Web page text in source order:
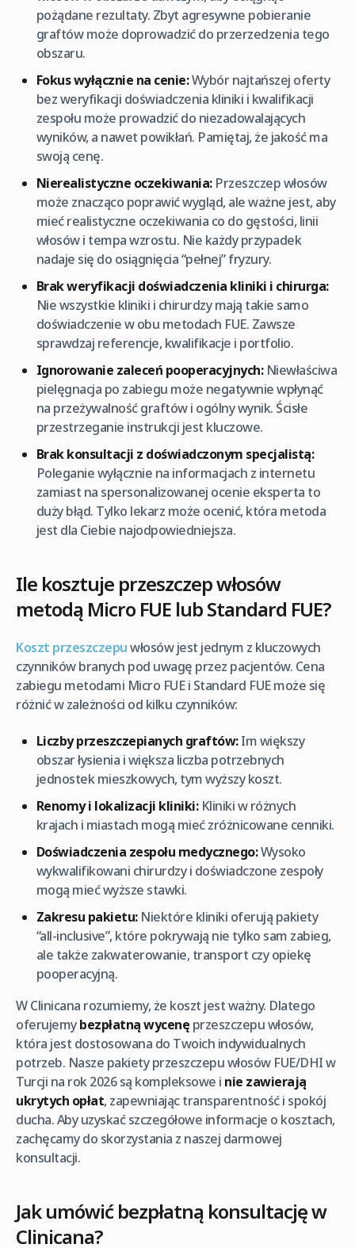
pożądane rezultaty. Zbyt agresywne pobieranie
graftów może doprowadzić do przerzedzenia tego
obszaru.
Fokus wyłącznie na cenie:Wybór najtańszej oferty
bez weryfikacji doświadczenia kliniki i kwalifikacji
zespołu może prowadzić do niezadowalających
wyników, a nawet powikłań. Pamiętaj, że jakość ma
swoją cenę.
Nierealistyczne oczekiwania:Przeszczep włosów
może znacząco poprawić wygląd, ale ważne jest, aby
mieć realistyczne oczekiwania co do gęstości, linii
włosów i tempa wzrostu. Nie każdy przypadek
nadaje się do osiągnięcia “pełnej” fryzury.
Brak weryfikacji doświadczenia kliniki i chirurga:
Nie wszystkie kliniki i chirurdzy mają takie samo
doświadczenie w obu metodach FUE. Zawsze
sprawdzaj referencje, kwalifikacje i portfolio.
Ignorowanie zaleceń pooperacyjnych:Niewłaściwa
pielęgnacja po zabiegu może negatywnie wpłynąć
na przeżywalność graftów i ogólny wynik. Ścisłe
przestrzeganie instrukcji jest kluczowe.
Brak konsultacji z doświadczonym specjalistą:
Poleganie wyłącznie na informacjach z internetu
zamiast na spersonalizowanej ocenie eksperta to
duży błąd. Tylko lekarz może ocenić, która metoda
jest dla Ciebie najodpowiedniejsza.
Ile kosztuje przeszczep włosów
metodą Micro FUE lub Standard FUE?
Koszt przeszczepuwłosów jest jednym z kluczowych
czynników branych pod uwagę przez pacjentów. Cena
zabiegu metodami Micro FUE i Standard FUE może się
różnić w zależności od kilku czynników:
Liczby przeszczepianych graftów:Im większy
obszar łysienia i większa liczba potrzebnych
jednostek mieszkowych, tym wyższy koszt.
Renomy i lokalizacji kliniki:Kliniki w różnych
krajach i miastach mogą mieć zróżnicowane cenniki.
Doświadczenia zespołu medycznego:Wysoko
wykwalifikowani chirurdzy i doświadczone zespoły
mogą mieć wyższe stawki.
Zakresu pakietu:Niektóre kliniki oferują pakiety
“all-inclusive”, które pokrywają nie tylko sam zabieg,
ale także zakwaterowanie, transport czy opiekę
pooperacyjną.
W Clinicana rozumiemy, że koszt jest ważny. Dlatego
oferujemybezpłatną wycenę przeszczepu włosów,
która jest dostosowana do Twoich indywidualnych
potrzeb. Nasze pakiety przeszczepu włosów FUE/DHI w
Turcji na rok 2026 są kompleksowe i nie zawierają
ukrytych opłat, zapewniając transparentność i spokój
ducha. Aby uzyskać szczegółowe informacje o kosztach,
zachęcamy do skorzystania z naszej darmowej
konsultacji.
Jak umówić bezpłatną konsultację w
Clinicana?